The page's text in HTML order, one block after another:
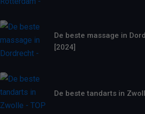
De beste massage in
[2024]
De beste tandarts in